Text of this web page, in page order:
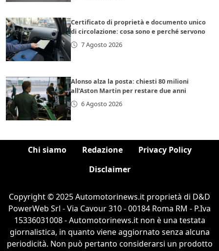
Certificato di proprietà e documento unico
di circolazione: cosa sono e perché servono
7 Agosto 2026
Alonso alza la posta: chiesti 80 milioni
all’Aston Martin per restare due anni
6 Agosto 2026
Chi siamo Redazione
Privacy Policy
Disclaimer
Copyright © 2025 Automotorinews.it proprietà di D&D
PowerWeb Srl - Via Cavour 310 - 00184 Roma RM - P.Iva
15336031008 - Automotorinews.it non è una testata
giornalistica, in quanto viene aggiornato senza alcuna
periodicità. Non può pertanto considerarsi un prodotto